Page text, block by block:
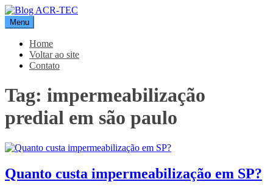
Pular
para
o
conteúdo
Blog ACR-TEC
Menu
Home
Voltar ao site
Contato
Tag: impermeabilização
predial em são paulo
Quanto custa impermeabilização em SP?